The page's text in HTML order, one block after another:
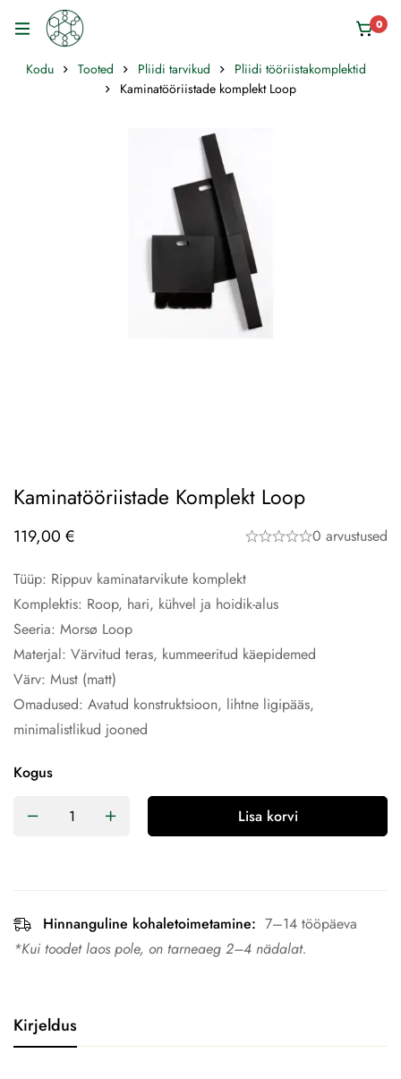
0
Kodu Tooted Pliidi tarvikud
Pliidi tööriistakomplektid
Kaminatööriistade komplekt Loop
Kaminatööriistade Komplekt Loop
119,00 € 0 arvustused
Tüüp: Rippuv kaminatarvikute komplekt
Komplektis: Roop, hari, kühvel ja hoidik-alus
Seeria: Morsø Loop
Materjal: Värvitud teras, kummeeritud käepidemed
Värv: Must (matt)
Omadused: Avatud konstruktsioon, lihtne ligipääs,
minimalistlikud jooned
Kogus
Lisa korvi
Hinnanguline kohaletoimetamine: 7–14 tööpäeva
*Kui toodet laos pole, on tarneaeg 2–4 nädalat.
Kirjeldus